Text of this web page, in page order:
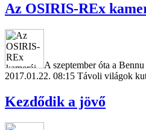
Az OSIRIS-REx
A szeptember óta a
2017.01.22. 08:15 Távoli világok
Kezdődik a jövő